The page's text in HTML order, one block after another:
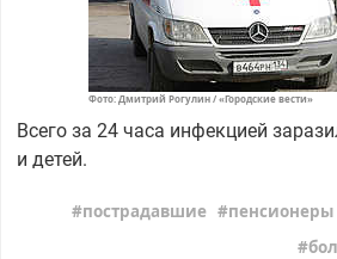
Фото: Дмитрий Рогулин / «Городские вести»
Всего за 24 часа инфекцией
и детей.
пострадавшие пенсионеры